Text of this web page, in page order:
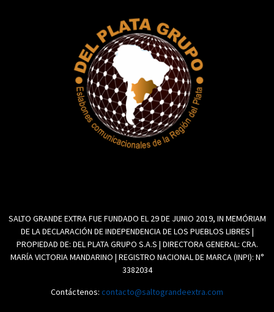
SALTO GRANDE EXTRA FUE FUNDADO EL 29 DE JUNIO 2019, IN MEMÓRIAM
DE LA DECLARACIÓN DE INDEPENDENCIA DE LOS PUEBLOS LIBRES |
PROPIEDAD DE: DEL PLATA GRUPO S.A.S | DIRECTORA GENERAL: CRA.
MARÍA VICTORIA MANDARINO | REGISTRO NACIONAL DE MARCA (INPI): N°
3382034
Contáctenos: contacto@saltograndeextra.com